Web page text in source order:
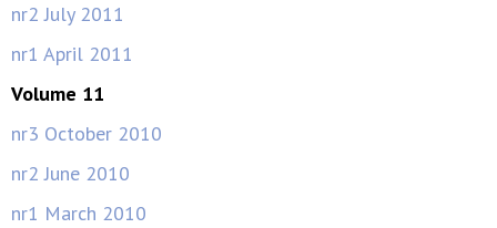
nr2 July 2011
nr1 April 2011
Volume 11
nr3 October 2010
nr2 June 2010
nr1 March 2010